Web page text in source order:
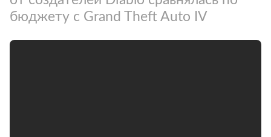
бюджету с Grand Theft Auto IV